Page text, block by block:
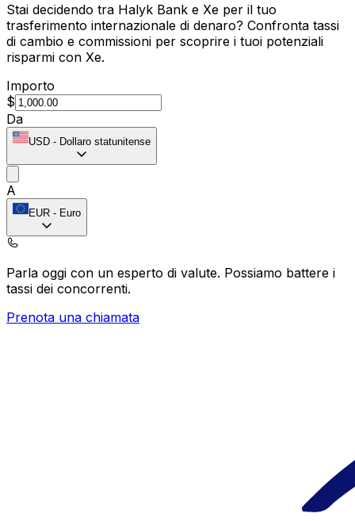
Stai decidendo tra Halyk Bank e Xe per il tuo
trasferimento internazionale di denaro? Confronta tassi
di cambio e commissioni per scoprire i tuoi potenziali
risparmi con Xe.
Importo
$
Da
USD - Dollaro statunitense
A
EUR - Euro
Parla oggi con un esperto di valute. Possiamo battere i
tassi dei concorrenti.
Prenota una chiamata